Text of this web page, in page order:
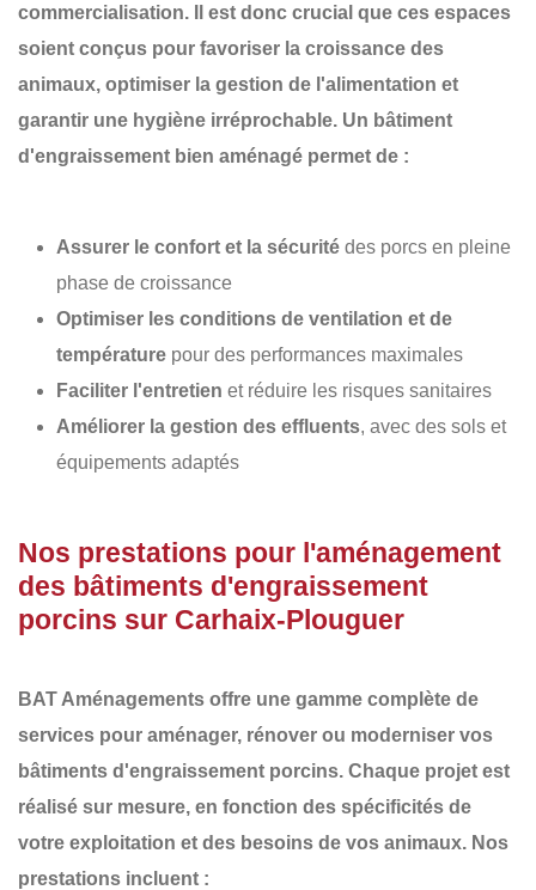
commercialisation. Il est donc crucial que ces espaces
soient conçus pour favoriser la croissance des
animaux, optimiser la gestion de l'alimentation et
garantir une hygiène irréprochable. Un bâtiment
d'engraissement bien aménagé permet de :
Assurer le confort et la sécurité des porcs en pleine
phase de croissance
Optimiser les conditions de ventilation et de
température pour des performances maximales
Faciliter l'entretien et réduire les risques sanitaires
Améliorer la gestion des effluents, avec des sols et
équipements adaptés
Nos prestations pour l'aménagement
des bâtiments d'engraissement
porcins sur Carhaix-Plouguer
BAT Aménagements offre une gamme complète de
services pour aménager, rénover ou moderniser vos
bâtiments d'engraissement porcins. Chaque projet est
réalisé sur mesure, en fonction des spécificités de
votre exploitation et des besoins de vos animaux. Nos
prestations incluent :